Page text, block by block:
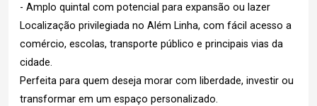
- Amplo quintal com potencial para expansão ou lazer
Localização privilegiada no Além Linha, com fácil acesso a
comércio, escolas, transporte público e principais vias da
cidade.
Perfeita para quem deseja morar com liberdade, investir ou
transformar em um espaço personalizado.